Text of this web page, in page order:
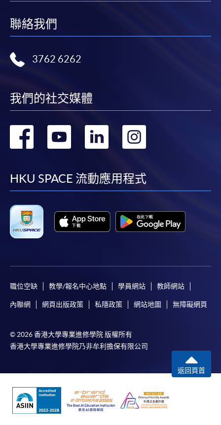
聯絡我們
3762 6262
我們的社交媒體
轉
facebook
轉
youtube
轉
linkedin
HKU SPACE 流動應用程式
職位空缺 教學/報名中心地點 學員網站 教師網站
內聯網 網頁出版政策 私隱政策 網站地圖 無障礙網頁
© 2026 香港大學專業進修學院 版權所有
香港大學專業進修學院乃非牟利擔保有限公司
返回頁首